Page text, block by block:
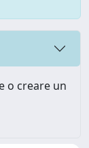
o creare un